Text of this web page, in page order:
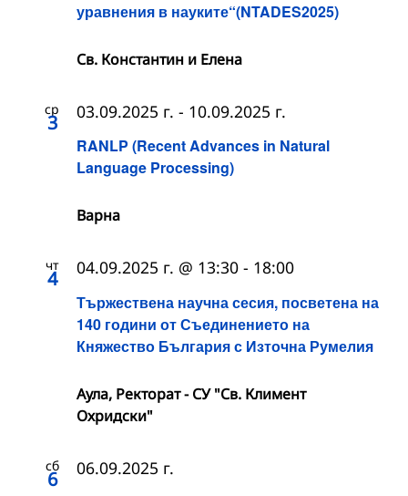
уравнения в науките“(NTADES2025)
Св. Константин и Елена
ср
3
RANLP (Recent Advances in Natural
Language Processing)
03.09.2025 г. - 10.09.2025 г.
Варна
чт
4
Тържествена научна сесия, посветена на
140 години от Съединението на
Княжество България с Източна Румелия
04.09.2025 г. @ 13:30 - 18:00
Аула, Ректорат - СУ "Св. Климент
Охридски"
сб
6 06.09.2025 г.